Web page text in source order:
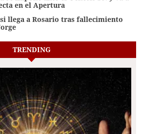
en el Apertura
llega a Rosario tras fallecimiento
TRENDING